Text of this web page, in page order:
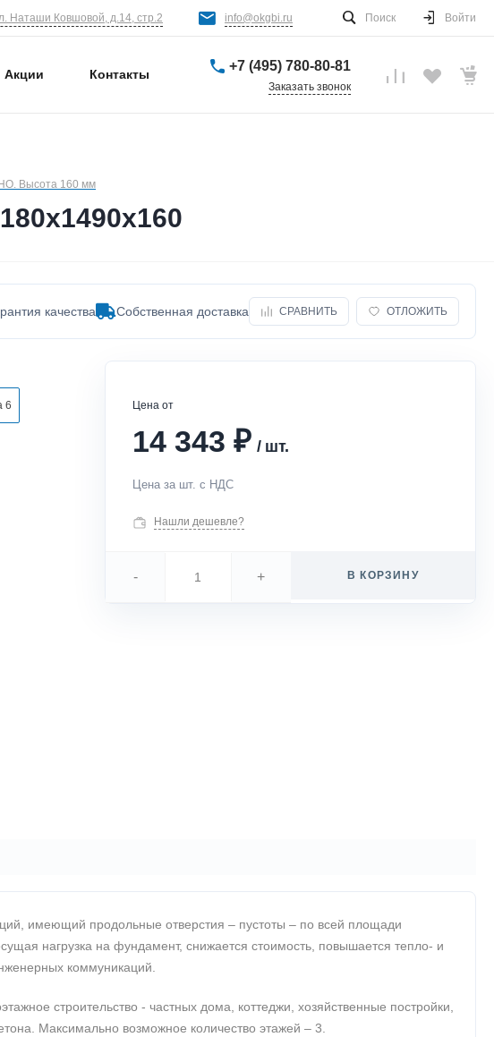
Наташи Ковшовой, д.14, стр.2 info@okgbi.ru Поиск Войти
Акции Контакты
+7 (495) 780-80-81
Заказать звонок
Высота 160 мм
качества Собственная доставка СРАВНИТЬ ОТЛОЖИТЬ
6 Цена от
14 343₽ / шт.
Цена за шт. с НДС
Нашли дешевле?
- + В КОРЗИНУ
имеющий продольные отверстия – пустоты – по всей площади
нагрузка на фундамент, снижается стоимость, повышается тепло- и
коммуникаций.
строительство - частных дома, коттеджи, хозяйственные постройки,
Максимально возможное количество этажей – 3.